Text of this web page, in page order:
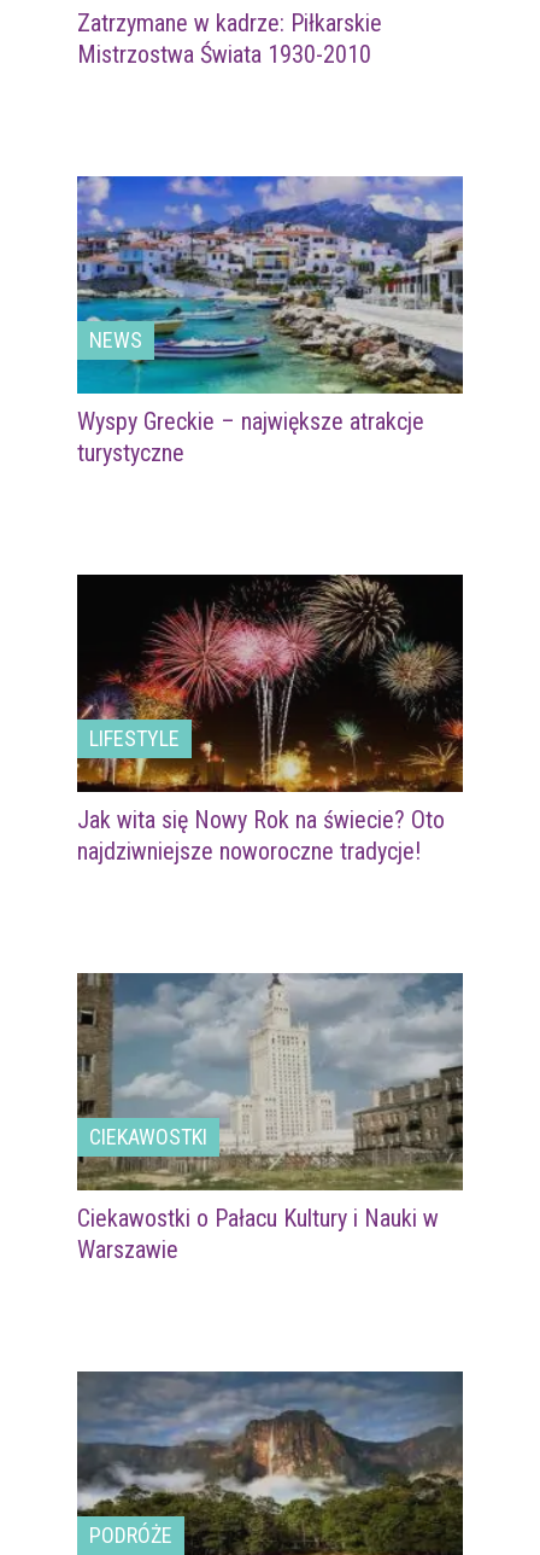
Zatrzymane w kadrze: Piłkarskie
Mistrzostwa Świata 1930-2010
NEWS
Wyspy Greckie – największe atrakcje
turystyczne
LIFESTYLE
Jak wita się Nowy Rok na świecie? Oto
najdziwniejsze noworoczne tradycje!
CIEKAWOSTKI
Ciekawostki o Pałacu Kultury i Nauki w
Warszawie
PODRÓŻE